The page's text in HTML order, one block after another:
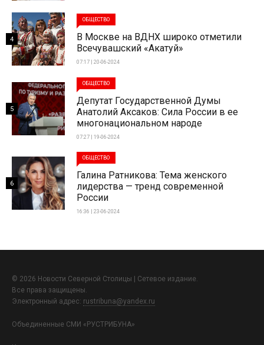
ОБЩЕСТВО
В Москве на ВДНХ широко отметили
Всечувашский «Акатуй»
07:17 | 20-06-2024
4
ОБЩЕСТВО
Депутат Государственной Думы
Анатолий Аксаков: Сила России в ее
многонациональном народе
07:27 | 19-06-2024
5
ОБЩЕСТВО
Галина Ратникова: Тема женского
лидерства — тренд современной
России
16:36 | 23-06-2024
6
© 2026 Новости Северной Столицы | Сетевое издание.
Все права защищены.
Электронный адрес: rustribuna@yandex.ru
Объединенные СМИ «РУСТРИБУНА»